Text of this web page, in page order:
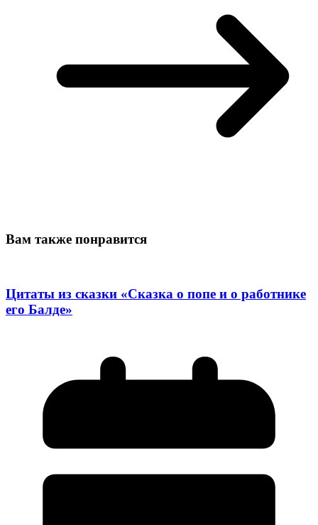
Вам также понравится
Цитаты из сказки «Сказка о попе и о работнике
его Балде»